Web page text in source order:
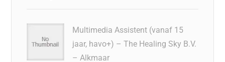
Multimedia Assistent (vanaf 15
jaar, havo+) – The Healing Sky B.V.
– Alkmaar